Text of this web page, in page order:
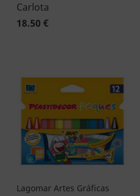
Carlota
18.50 €
Lagomar Artes Gráficas